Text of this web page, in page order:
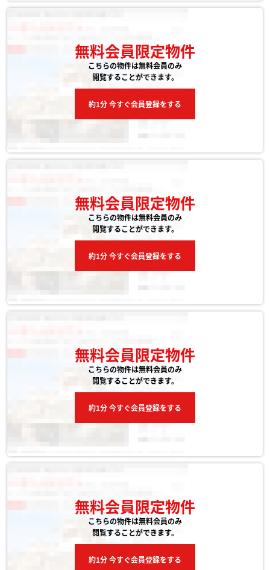
無料会員限定物件
こちらの物件は無料会員のみ
閲覧することができます。
約1分 今すぐ会員登録をする
無料会員限定物件
こちらの物件は無料会員のみ
閲覧することができます。
約1分 今すぐ会員登録をする
無料会員限定物件
こちらの物件は無料会員のみ
閲覧することができます。
約1分 今すぐ会員登録をする
無料会員限定物件
こちらの物件は無料会員のみ
閲覧することができます。
約1分 今すぐ会員登録をする